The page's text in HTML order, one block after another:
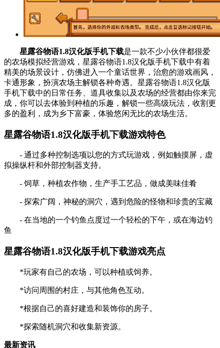
星露谷物语1.8汉化版手机下载是一款不少小伙伴都很爱
的农场模拟经营游戏，星露谷物语1.8汉化版手机下载中有着
精美的场景设计，仿佛进入一个童话世界，治愈的游戏画风，
卡通形象，扮演农场主解锁各种奇遇。星露谷物语1.8汉化版
手机下载中的日常任务、道具收集以及农场的经营都由你来完
成，你可以去体验到种植的乐趣，解锁一些高级玩法，收割更
多的盈利，成为乡下富豪，体验悠闲无比的农场生活。
星露谷物语1.8汉化版手机下载游戏特色
- 通过多种控制选项以您的方式玩游戏，例如触摸屏，虚
拟操纵杆和外部控制器支持。
- 饲草，种植农作物，生产手工艺品，做成美味佳肴
- 探索广阔，神秘的洞穴，遇到危险的怪物和珍贵的宝藏
- 在当地的一个钓鱼点度过一个轻松的下午，或在海边钓
鱼
星露谷物语1.8汉化版手机下载游戏亮点
*玩家有自己的农场，可以种植或饲养。
*访问周围的村庄，与其他角色互动。
*根据自己的喜好建造和装饰你的房子。
*探索随机洞穴和收集新资源。
最新资讯